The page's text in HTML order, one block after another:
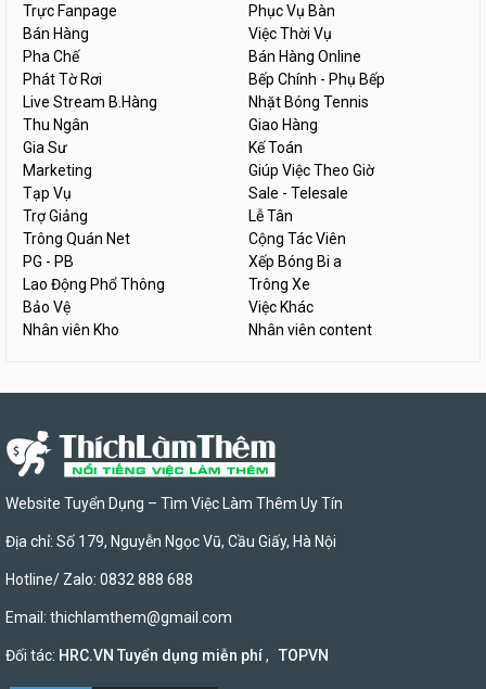
Trực Fanpage
Phục Vụ Bàn
Bán Hàng
Việc Thời Vụ
Pha Chế
Bán Hàng Online
Phát Tờ Rơi
Bếp Chính - Phụ Bếp
Live Stream B.Hàng
Nhặt Bóng Tennis
Thu Ngân
Giao Hàng
Gia Sư
Kế Toán
Marketing
Giúp Việc Theo Giờ
Tạp Vụ
Sale - Telesale
Trợ Giảng
Lễ Tân
Trông Quán Net
Cộng Tác Viên
PG - PB
Xếp Bóng Bi a
Lao Động Phổ Thông
Trông Xe
Bảo Vệ
Việc Khác
Nhân viên Kho
Nhân viên content
Website Tuyển Dụng – Tìm Việc Làm Thêm Uy Tín
Địa chỉ: Số 179, Nguyễn Ngọc Vũ, Cầu Giấy, Hà Nội
Hotline/ Zalo: 0832 888 688
Email: thichlamthem@gmail.com
Đối tác: HRC.VN Tuyển dụng miễn phí, TOPVN